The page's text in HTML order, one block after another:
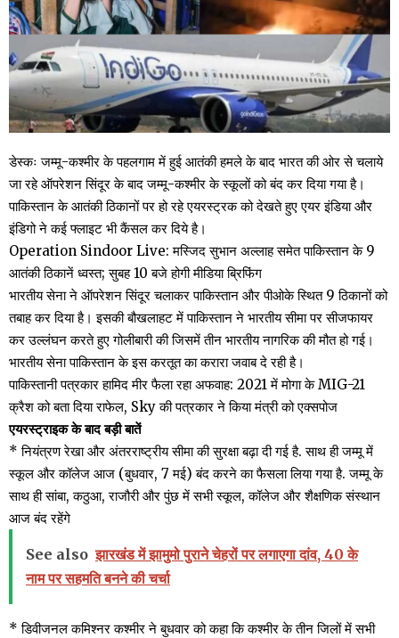
डेस्कः जम्मू-कश्मीर के पहलगाम में हुई आतंकी हमले के बाद भारत की ओर से चलाये
जा रहे ऑपरेशन सिंदूर के बाद जम्मू-कश्मीर के स्कूलों को बंद कर दिया गया है।
पाकिस्तान के आतंकी ठिकानों पर हो रहे एयरस्ट्रक को देखते हुए एयर इंडिया और
इंडिगो ने कई फ्लाइट भी कैंसल कर दिये है।
Operation Sindoor Live: मस्जिद सुभान अल्लाह समेत पाकिस्तान के 9
आतंकी ठिकानें ध्वस्त; सुबह 10 बजे होगी मीडिया ब्रिफिंग
भारतीय सेना ने ऑपरेशन सिंदूर चलाकर पाकिस्तान और पीओके स्थित 9 ठिकानों को
तबाह कर दिया है। इसकी बौखलाहट में पाकिस्तान ने भारतीय सीमा पर सीजफायर
कर उल्लंघन करते हुए गोलीबारी की जिसमें तीन भारतीय नागरिक की मौत हो गई।
भारतीय सेना पाकिस्तान के इस करतूत का करारा जवाब दे रही है।
पाकिस्तानी पत्रकार हामिद मीर फैला रहा अफवाह: 2021 में मोगा के MIG-21
क्रैश को बता दिया राफेल, Sky की पत्रकार ने किया मंत्री को एक्सपोज
एयरस्ट्राइक के बाद बड़ी बातें
* नियंत्रण रेखा और अंतरराष्ट्रीय सीमा की सुरक्षा बढ़ा दी गई है. साथ ही जम्मू में
स्कूल और कॉलेज आज (बुधवार, 7 मई) बंद करने का फैसला लिया गया है. जम्मू के
साथ ही सांबा, कठुआ, राजौरी और पुंछ में सभी स्कूल, कॉलेज और शैक्षणिक संस्थान
आज बंद रहेंगे
See also झारखंड में झामुमो पुराने चेहरों पर लगाएगा दांव, 40 के
नाम पर सहमति बनने की चर्चा
* डिवीजनल कमिश्नर कश्मीर ने बुधवार को कहा कि कश्मीर के तीन जिलों में सभी